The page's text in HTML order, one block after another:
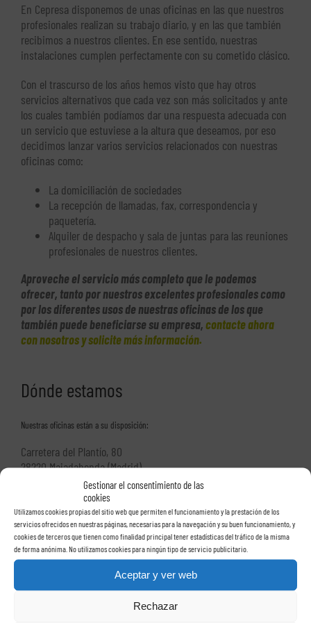
Gestionar el consentimiento de las
cookies
Utilizamos cookies propias del sitio web que permiten el funcionamiento y la prestación de los
servicios ofrecidos en nuestras páginas, necesarias para la navegación y su buen funcionamiento, y
cookies de terceros que tienen como finalidad principal tener estadísticas del tráfico de la misma
de forma anónima. No utilizamos cookies para ningún tipo de servicio publicitario.
Aceptar y ver web
Rechazar
En Cepresa disponemos de unas oficinas en las que nuestros
profesionales realizan su trabajo diario, y en las que también
recibimos a nuestros clientes. En ese sentido, nuestras
instalaciones cumplen perfectamente con su cometido clásico.
Con el trascurso de los años hemos visto que hay otros
servicios alternativos que cada vez son más solicitados y ante
los cuales también podíamos dar una respuesta adecuada con
un servicio que estuviese a la altura que deseamos, por eso
decidimos lanzar varios servicios relacionados con nuestras
oficinas como:
La domiciliación de sociedades
La recepción de llamadas, fax, correspondencia y
paquetería.
Alquiler de despacho y sala de juntas para las reuniones
profesionales de nuestros clientes.
Aproveche el servicio más completo que le podemos
ofrecer, tanto por nuestros excelentes profesionales como
por los diferentes usos de nuestras oficinas de los que
también puede beneficiarse su empresa,contacte ahora
con nosotros y solicite más información.
Dónde estamos
Nuestras oficinas están a su disposición:
Carretera del Plantío, 80
28220 Majadahonda (Madrid)
Teléfonos: 91 531 65 04/05
www.cepresa.com
Estaremos encantadas de recibirle